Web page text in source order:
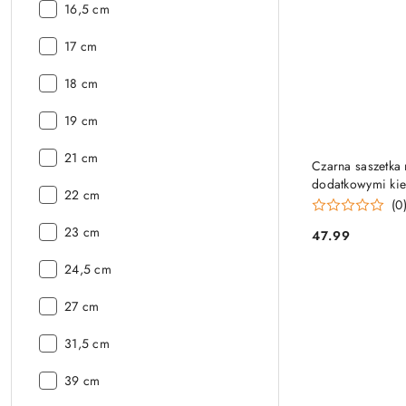
Wysokość:
16,5 cm
Wysokość:
17 cm
Wysokość:
18 cm
Wysokość:
19 cm
Wysokość:
21 cm
Wysokość:
22 cm
Wysokość:
23 cm
Wysokość:
24,5 cm
Wysokość:
27 cm
Wysokość:
31,5 cm
Wysokość:
39 cm
Czarna
dodatkowymi
(0)
Cena:
47.99